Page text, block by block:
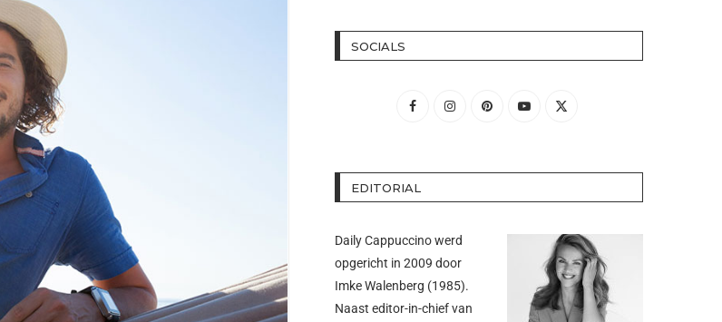
SOCIALS
EDITORIAL
Daily Cappuccino werd
opgericht in 2009 door
Imke Walenberg (1985).
Naast editor-in-chief van